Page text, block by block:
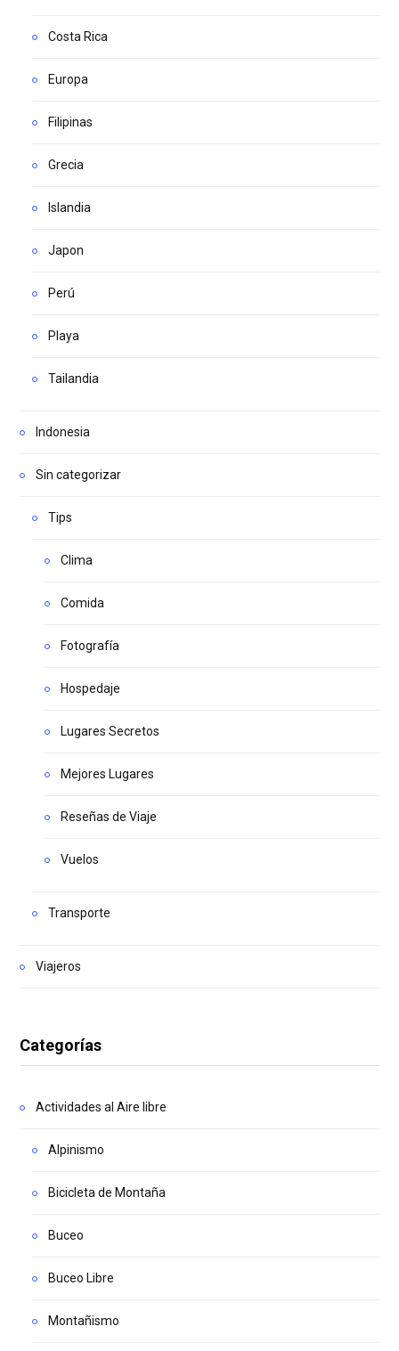
Costa Rica
Europa
Filipinas
Grecia
Islandia
Japon
Perú
Playa
Tailandia
Indonesia
Sin categorizar
Tips
Clima
Comida
Fotografía
Hospedaje
Lugares Secretos
Mejores Lugares
Reseñas de Viaje
Vuelos
Transporte
Viajeros
Categorías
Actividades al Aire libre
Alpinismo
Bicicleta de Montaña
Buceo
Buceo Libre
Montañismo